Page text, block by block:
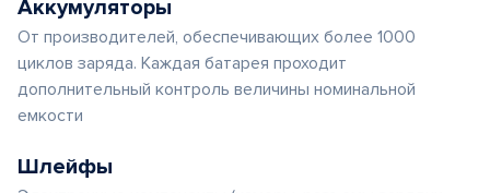
Аккумуляторы
От производителей, обеспечивающих более 1000
циклов заряда. Каждая батарея проходит
дополнительный контроль величины номинальной
емкости
Шлейфы